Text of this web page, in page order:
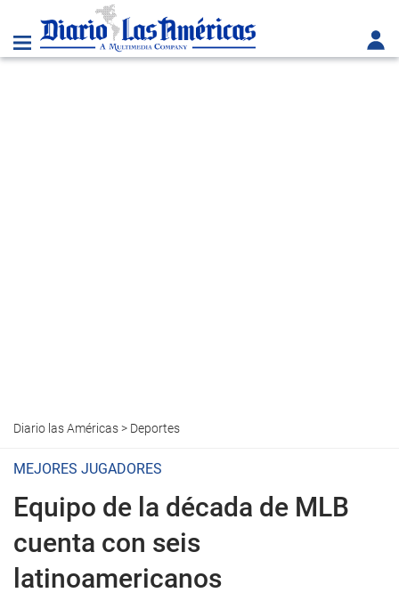
Diario las Américas> Deportes
MEJORES JUGADORES
Equipo de la década de MLB
cuenta con seis
latinoamericanos